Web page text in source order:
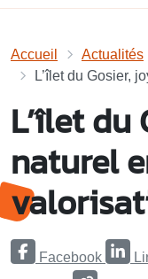
Accueil Actualités
L’îlet du Gosier,
L’îlet du
naturel
Facebook